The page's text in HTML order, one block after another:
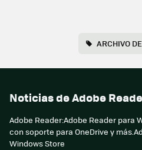
ARCHIVO
Noticias de Adobe
Adobe Reader:Adobe Reader para
con soporte para OneDrive y
Windows Store